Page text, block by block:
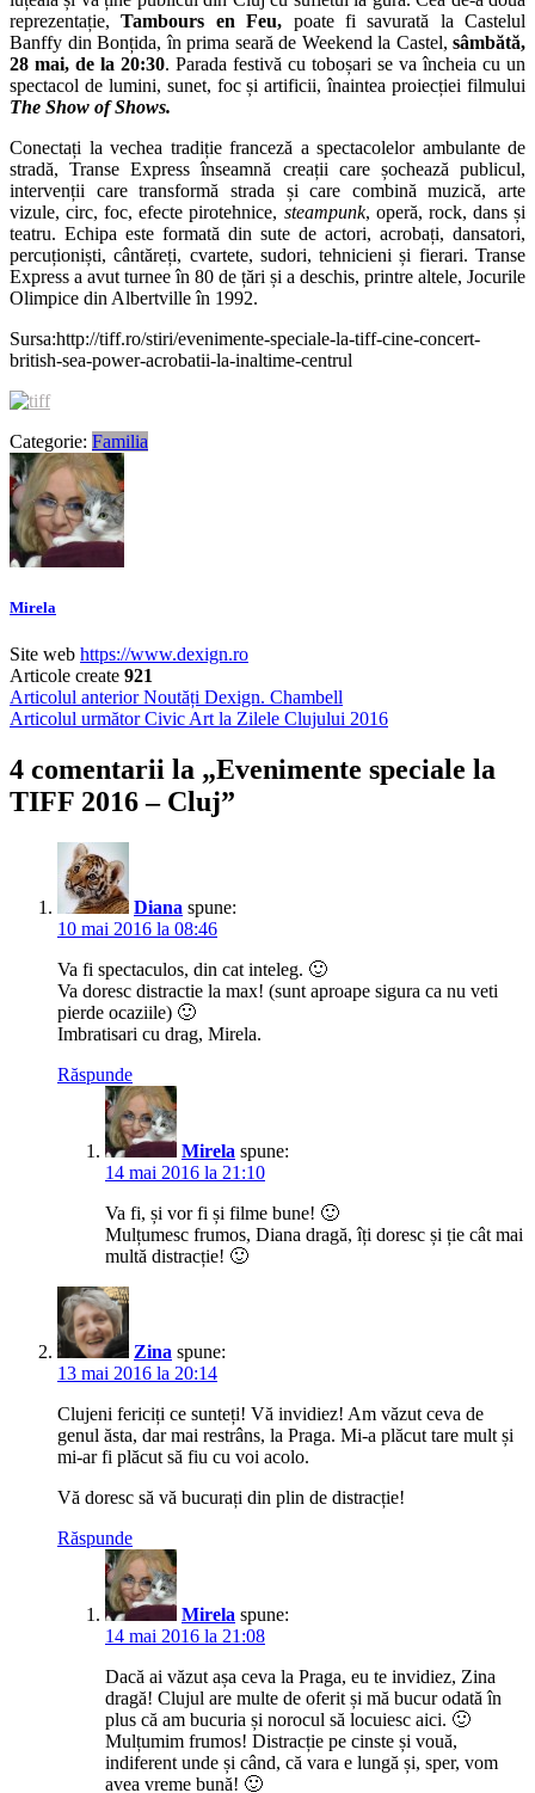
reprezentație, Tambours en Feu, poate fi savurată la Castelul
Banffy din Bonțida, în prima seară de Weekend la Castel, sâmbătă,
28 mai, de la 20:30. Parada festivă cu toboșari se va încheia cu un
spectacol de lumini, sunet, foc și artificii, înaintea proiecției filmului
The Show of Shows.
Conectați la vechea tradiție franceză a spectacolelor ambulante de
stradă, Transe Express înseamnă creații care șochează publicul,
intervenții care transformă strada și care combină muzică, arte
vizule, circ, foc, efecte pirotehnice, steampunk, operă, rock, dans și
teatru. Echipa este formată din sute de actori, acrobați, dansatori,
percuționiști, cântăreți, cvartete, sudori, tehnicieni și fierari. Transe
Express a avut turnee în 80 de țări și a deschis, printre altele, Jocurile
Olimpice din Albertville în 1992.
Sursa:http://tiff.ro/stiri/evenimente-speciale-la-tiff-cine-concert-
british-sea-power-acrobatii-la-inaltime-centrul
Categorie: Familia
Mirela
Site web https://www.dexign.ro
Articole create 921
Navigare
în
articole
Articolul anteriorNoutăți Dexign. Chambell
Articolul următorCivic Art la Zilele Clujului 2016
4 comentarii la „Evenimente speciale la
TIFF 2016 – Cluj”
Diana spune:
10 mai 2016 la 08:46
Va fi spectaculos, din cat inteleg. 🙂
Va doresc distractie la max! (sunt aproape sigura ca nu veti
pierde ocaziile) 🙂
Imbratisari cu drag, Mirela.
Răspunde
Mirela spune:
14 mai 2016 la 21:10
Va fi, și vor fi și filme bune! 🙂
Mulțumesc frumos, Diana dragă, îți doresc și ție cât mai
multă distracție! 🙂
Zina spune:
13 mai 2016 la 20:14
Clujeni fericiți ce sunteți! Vă invidiez! Am văzut ceva de
genul ăsta, dar mai restrâns, la Praga. Mi-a plăcut tare mult și
mi-ar fi plăcut să fiu cu voi acolo.
Vă doresc să vă bucurați din plin de distracție!
Răspunde
Mirela spune:
14 mai 2016 la 21:08
Dacă ai văzut așa ceva la Praga, eu te invidiez, Zina
dragă! Clujul are multe de oferit și mă bucur odată în
plus că am bucuria și norocul să locuiesc aici. 🙂
Mulțumim frumos! Distracție pe cinste și vouă,
indiferent unde și când, că vara e lungă și, sper, vom
avea vreme bună! 🙂